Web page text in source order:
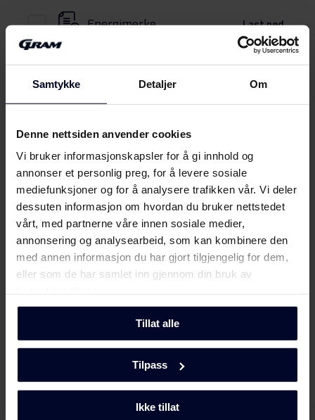
Samtykke Detaljer Om
Denne nettsiden anvender cookies
Vi bruker informasjonskapsler for å gi innhold og
annonser et personlig preg, for å levere sosiale
mediefunksjoner og for å analysere trafikken vår. Vi deler
dessuten informasjon om hvordan du bruker nettstedet
vårt, med partnerne våre innen sosiale medier,
annonsering og analysearbeid, som kan kombinere den
med annen informasjon du har gjort tilgjengelig for dem,
eller som de har samlet inn gjennom din bruk av
Tillat alle
Tilpass
Ikke tillat
Energimerke Last ned
Produktdatablad
Produktkort
Brukerveiledning
Brukermanual
(DK,EN,FI,NO,SV)
Last ned
Produktbilde KC 311186
Vis mer
MøtGram